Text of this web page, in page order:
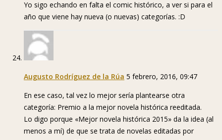
Yo sigo echando en falta el comic histórico, a ver si para el
año que viene hay nueva (o nuevas) categorías. :D
Augusto Rodríguez de la Rúa 5 febrero, 2016, 09:47
En ese caso, tal vez lo mejor sería plantearse otra
categoría: Premio a la mejor novela histórica reeditada.
Lo digo porque «Mejor novela histórica 2015» da la idea (al
menos a mí) de que se trata de novelas editadas por